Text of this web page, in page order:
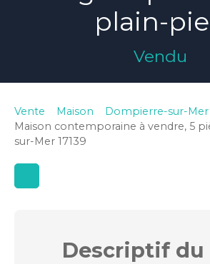
plain-
Vendu
Vente Maison
Dompierre-sur-Mer
Maison contemporaine à vendre, 5
sur-Mer 17139
Descriptifdu